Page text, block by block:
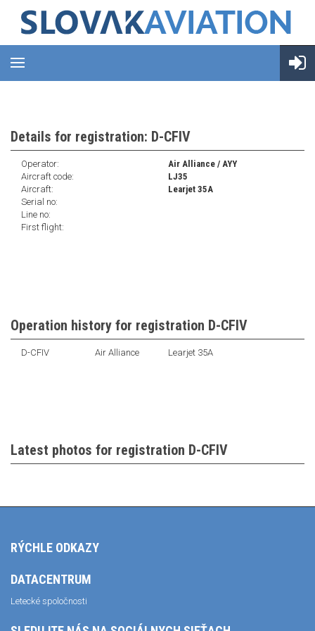
Details for registration: D-CFIV
Operator:
Air Alliance / AYY
Aircraft code:
LJ35
Aircraft:
Learjet 35A
Serial no:
Line no:
First flight:
Operation history for registration D-CFIV
D-CFIV Air Alliance Learjet 35A
Latest photos for registration D-CFIV
RÝCHLE ODKAZY
DATACENTRUM
Letecké spoločnosti